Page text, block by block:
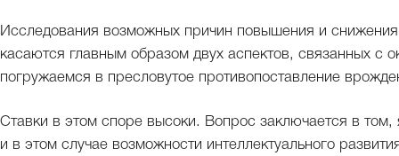
Исследования возможных причин повышения и
касаются главным образом двух аспектов, связанных
погружаемся в пресловутое противопоставление
Ставки в этом споре высоки. Вопрос заключается в том,
и в этом случае возможности интеллектуального